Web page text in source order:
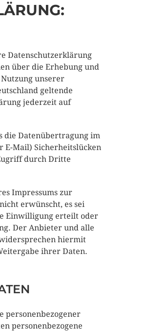
Datenschutzerklärung
über die Erhebung und
unserer
geltende
jederzeit auf
die Datenübertragung im
E-Mail) Sicherheitslücken
durch Dritte
Impressums zur
erwünscht, es sei
Einwilligung erteilt oder
Der Anbieter und alle
hiermit
ihrer Daten.
personenbezogener
personenbezogene